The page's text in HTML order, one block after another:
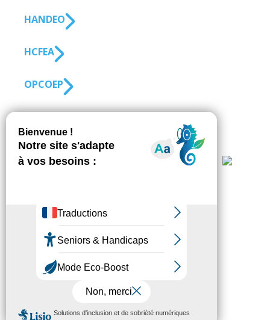
HANDEO
HCFEA
OPCO EP
SUIVEZ-NOUS
NEWSLETTER
Mentions légales
Transparence
Politique de confidentialité